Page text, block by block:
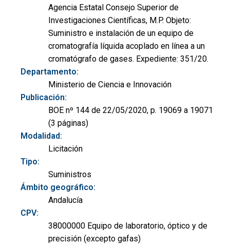
Agencia Estatal Consejo Superior de
Investigaciones Científicas, M.P. Objeto:
Suministro e instalación de un equipo de
cromatografía líquida acoplado en línea a un
cromatógrafo de gases. Expediente: 351/20.
Departamento:
Ministerio de Ciencia e Innovación
Publicación:
BOE nº 144 de 22/05/2020, p. 19069 a 19071
(3 páginas)
Modalidad:
Licitación
Tipo:
Suministros
Ámbito geográfico:
Andalucía
CPV:
38000000 Equipo de laboratorio, óptico y de
precisión (excepto gafas)